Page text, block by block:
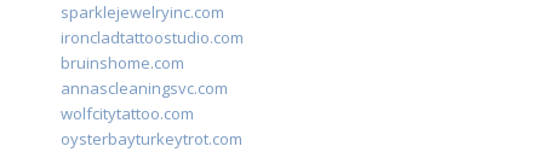
sparklejewelryinc.com
ironcladtattoostudio.com
bruinshome.com
annascleaningsvc.com
wolfcitytattoo.com
oysterbayturkeytrot.com